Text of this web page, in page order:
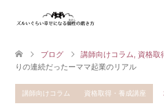
ブログ 講師向けコラム 資格取
りの連続だったーママ起業のリアル
講師向けコラム 資格取得・養成講座